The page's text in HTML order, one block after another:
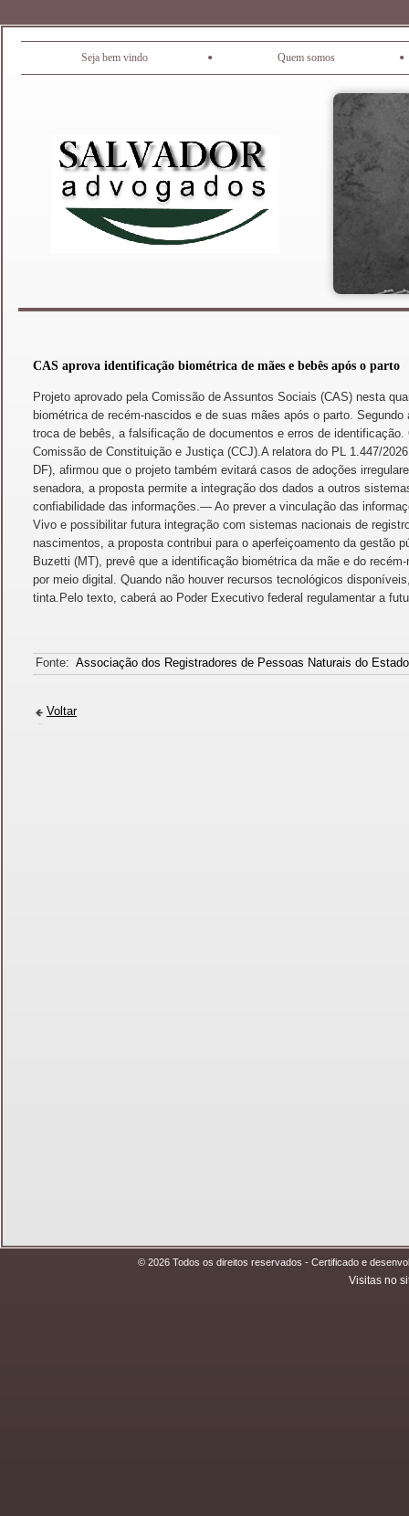
Seja bem vindo • Quem somos •
CAS aprova identificação biométrica de mães e bebês após o parto
Projeto aprovado pela Comissão de Assuntos Sociais (CAS) nesta
biométrica de recém-nascidos e de suas mães após o parto.
troca de bebês, a falsificação de documentos e erros de
Comissão de Constituição e Justiça (CCJ).A relatora do PL 1.447/
DF), afirmou que o projeto também evitará casos de adoções
senadora, a proposta permite a integração dos dados a outros
confiabilidade das informações.— Ao prever a vinculação das
Vivo e possibilitar futura integração com sistemas nacionais de
nascimentos, a proposta contribui para o aperfeiçoamento da gestão
Buzetti (MT), prevê que a identificação biométrica da mãe e do
por meio digital. Quando não houver recursos tecnológicos
tinta.Pelo texto, caberá ao Poder Executivo federal regulamentar a
Fonte: Associação dos Registradores de Pessoas Naturais do
Voltar
© 2026 Todos os direitos reservados - Certificado e
Visitas no